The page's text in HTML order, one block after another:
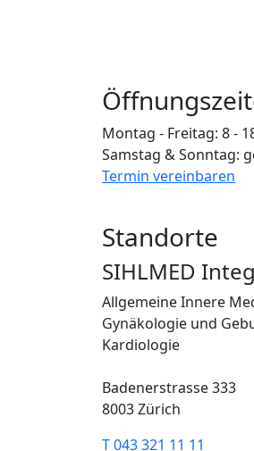
Montag - Freitag: 8 -
Samstag & Sonntag:
Termin vereinbaren
Standorte
SIHLMED
Allgemeine Innere
Gynäkologie und
Kardiologie
Badenerstrasse 333
8003 Zürich
T 043 321 11 11